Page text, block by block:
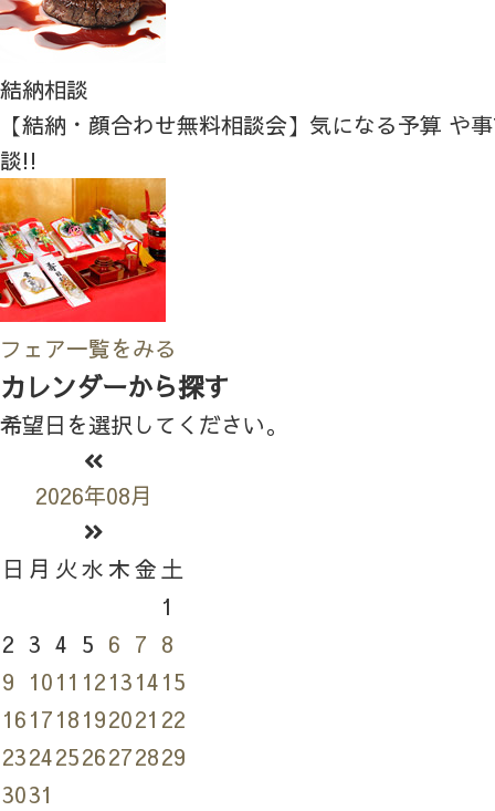
結納相談
【結納・顔合わせ無料相談会】気になる予算 や
談!!
フェア一覧をみる
カレンダーから探す
希望日を選択してください。
2026年08月
日 月 火水 木金 土
1
2 3 4 5 6 7 8
9 1011 12131415
161718192021 22
23242526272829
3031